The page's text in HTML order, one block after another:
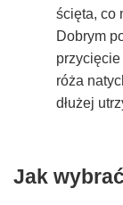
ścięta, co
Dobrym
przycięcie
róża
dłużej
Jak